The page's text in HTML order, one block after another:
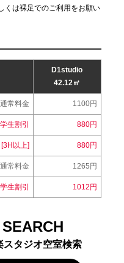
くは裸足でのご利用をお願い
D1studio
42.12㎡
通常料金 1100円
学生割引 880円
以上] 880円
通常料金 1265円
学生割引 1012円
SEARCH
スタジオ空室検索